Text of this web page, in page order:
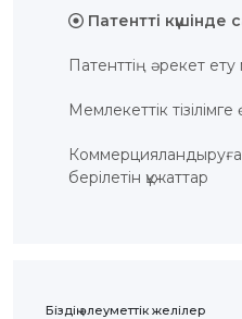
Патентті күшінде
Патенттің әрекет ету
Мемлекеттік тізілімге
Коммерцияландыруға
берілетін құжаттар
Біздің әлеуметтік желілер